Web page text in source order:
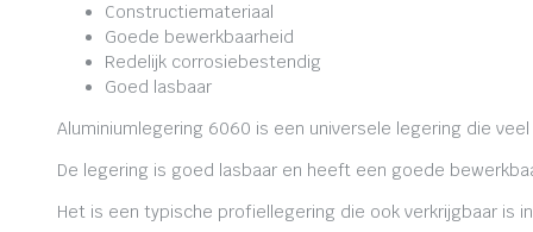
Constructiemateriaal
Goede bewerkbaarheid
Redelijk corrosiebestendig
Goed lasbaar
Aluminiumlegering 6060 is een universele legering die
De legering is goed lasbaar en heeft een goede
Het is een typische profiellegering die ook verkrijgbaar is